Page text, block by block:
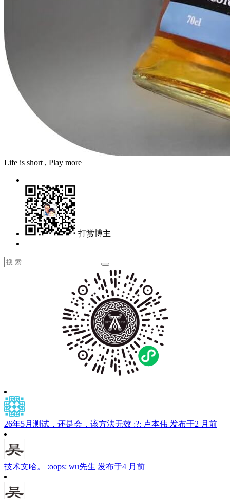
Life is short , Play more
打赏博主
搜
搜
索
26年5月测试，还是会，该方法无效 :?: 卢本伟 发布于2 月前
技术文哈。 :oops: wu先生 发布于4 月前